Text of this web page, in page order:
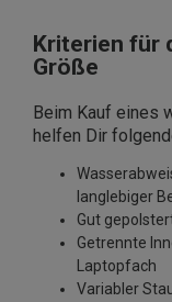
Kriterien für
Größe
Beim Kauf eines
helfen Dir
langlebiger
Gut
Getrennte
Laptopfach
Variabler